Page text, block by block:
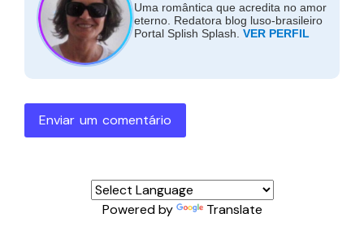
Uma romântica que acredita no amor
eterno. Redatora blog luso-brasileiro
Portal Splish Splash. VER PERFIL
Enviar um comentário
Powered by Translate